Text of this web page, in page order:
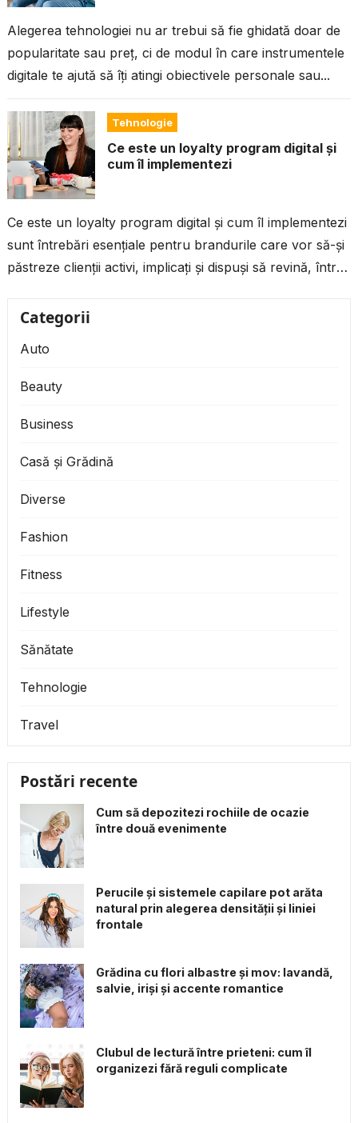
Alegerea tehnologiei nu ar trebui să fie ghidată doar de
popularitate sau preț, ci de modul în care instrumentele
digitale te ajută să îți atingi obiectivele personale sau...
Tehnologie
Ce este un loyalty program digital și
cum îl implementezi
Ce este un loyalty program digital și cum îl implementezi
sunt întrebări esențiale pentru brandurile care vor să-și
păstreze clienții activi, implicați și dispuși să revină, într-o
Categorii
Auto
Beauty
Business
Casă și Grădină
Diverse
Fashion
Fitness
Lifestyle
Sănătate
Tehnologie
Travel
Postări recente
Cum să depozitezi rochiile de ocazie
între două evenimente
Perucile și sistemele capilare pot arăta
natural prin alegerea densității și liniei
frontale
Grădina cu flori albastre și mov: lavandă,
salvie, iriși și accente romantice
Clubul de lectură între prieteni: cum îl
organizezi fără reguli complicate